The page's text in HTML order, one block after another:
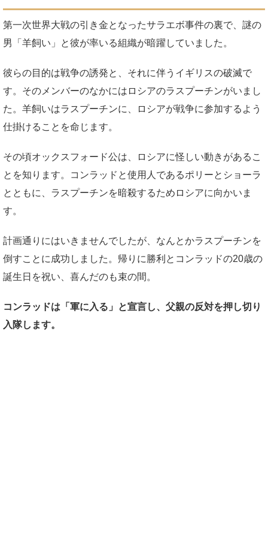
第一次世界大戦の引き金となったサラエボ事件の裏で、謎の
男「羊飼い」と彼が率いる組織が暗躍していました。
彼らの目的は戦争の誘発と、それに伴うイギリスの破滅で
す。そのメンバーのなかにはロシアのラスプーチンがいまし
た。羊飼いはラスプーチンに、ロシアが戦争に参加するよう
仕掛けることを命じます。
その頃オックスフォード公は、ロシアに怪しい動きがあるこ
とを知ります。コンラッドと使用人であるポリーとショーラ
とともに、ラスプーチンを暗殺するためロシアに向かいま
す。
計画通りにはいきませんでしたが、なんとかラスプーチンを
倒すことに成功しました。帰りに勝利とコンラッドの20歳の
誕生日を祝い、喜んだのも束の間。
コンラッドは「軍に入る」と宣言し、父親の反対を押し切り
入隊します。